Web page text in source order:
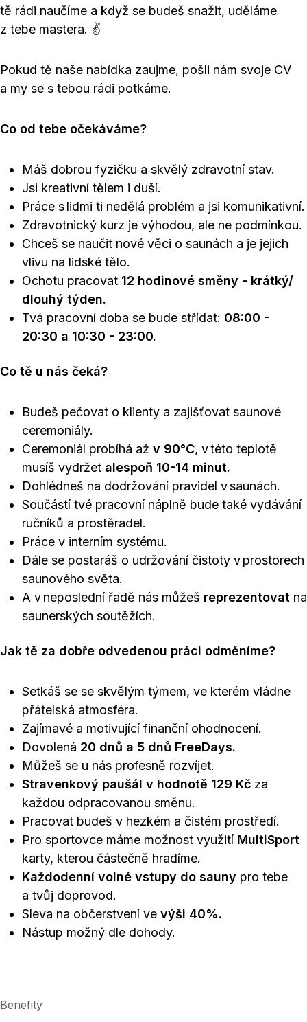
tě rádi naučíme a když se budeš snažit, uděláme
z tebe mastera. ✌
Pokud tě naše nabídka zaujme, pošli nám svoje CV
a my se s tebou rádi potkáme.
Co od tebe očekáváme?
Máš dobrou fyzičku a skvělý zdravotní stav.
Jsi kreativní tělem i duší.
Práce s lidmi ti nedělá problém a jsi komunikativní.
Zdravotnický kurz je výhodou, ale ne podmínkou.
Chceš se naučit nové věci o saunách a je jejich
vlivu na lidské tělo.
Ochotu pracovat 12 hodinové směny - krátký/
dlouhý týden.
Tvá pracovní doba se bude střídat: 08:00 -
20:30 a 10:30 - 23:00.
Co tě u nás čeká?
Budeš pečovat o klienty a zajišťovat saunové
ceremoniály.
Ceremoniál probíhá až v 90°C, v této teplotě
musíš vydržet alespoň 10-14 minut.
Dohlédneš na dodržování pravidel v saunách.
Součástí tvé pracovní náplně bude také vydávání
ručníků a prostěradel.
Práce v interním systému.
Dále se postaráš o udržování čistoty v prostorech
saunového světa.
A v neposlední řadě nás můžeš reprezentovat na
saunerských soutěžích.
Jak tě za dobře odvedenou práci odměníme?
Setkáš se se skvělým týmem, ve kterém vládne
přátelská atmosféra.
Zajímavé a motivující finanční ohodnocení.
Dovolená 20 dnů a 5 dnů FreeDays.
Můžeš se u nás profesně rozvíjet.
Stravenkový paušál v hodnotě 129 Kč za
každou odpracovanou směnu.
Pracovat budeš v hezkém a čistém prostředí.
Pro sportovce máme možnost využití MultiSport
karty, kterou částečně hradíme.
Každodenní volné vstupy do sauny pro tebe
a tvůj doprovod.
Sleva na občerstvení ve výši 40%.
Nástup možný dle dohody.
Benefity